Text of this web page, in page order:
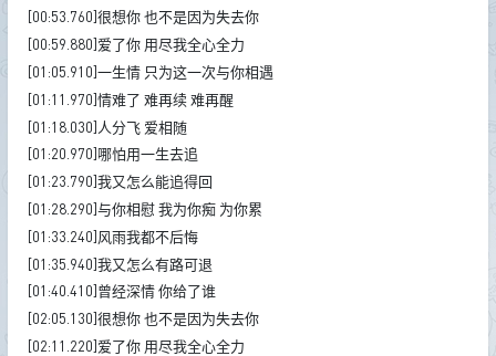
[00:53.760]很想你 也不是因为失去你
[00:59.880]爱了你 用尽我全心全力
[01:05.910]一生情 只为这一次与你相遇
[01:11.970]情难了 难再续 难再醒
[01:18.030]人分飞 爱相随
[01:20.970]哪怕用一生去追
[01:23.790]我又怎么能追得回
[01:28.290]与你相慰 我为你痴 为你累
[01:33.240]风雨我都不后悔
[01:35.940]我又怎么有路可退
[01:40.410]曾经深情 你给了谁
[02:05.130]很想你 也不是因为失去你
[02:11.220]爱了你 用尽我全心全力